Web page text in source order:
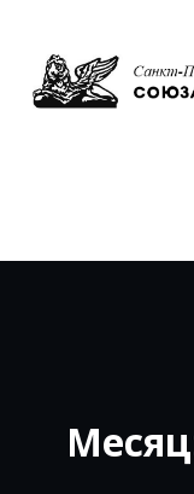
содержимому
Союз